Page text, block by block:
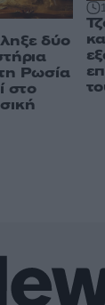
δύο
Ρωσία
στο